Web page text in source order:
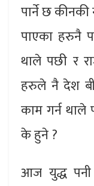
पार्ने छ कीनकी
पाएका हरुनै
थाले पछी र
हरुले नै देश
काम गर्न थाले
के हुने ?
आज युद्ध